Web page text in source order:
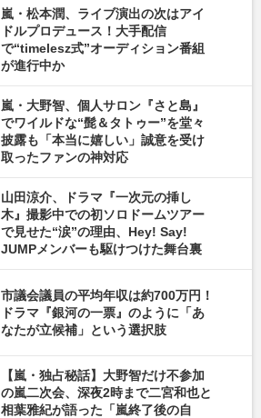
嵐・松本潤、ライブ演出の次はアイ
ドルプロデュース！大手配信
で“timelesz式”オーディション番組
が進行中か
嵐・大野智、個人サロン『さと島』
でワイルドな“髭＆タトゥー”を堂々
披露も「本当に嬉しい」誠意を受け
取ったファンの神対応
山田涼介、ドラマ『一次元の挿し
木』撮影中での初ソロドームツアー
で見せた“涙”の理由、Hey! Say!
JUMPメンバーも駆けつけた舞台裏
市議会議員の平均年収は約700万円！
ドラマ『銀河の一票』のように「あ
なたが立候補」という選択肢
【嵐・独占秘話】大野智だけ不参加
の嵐二次会、深夜2時まで二宮和也と
相葉雅紀が語った「嵐終了後の自